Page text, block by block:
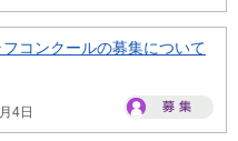
コンクールの募集について
4日